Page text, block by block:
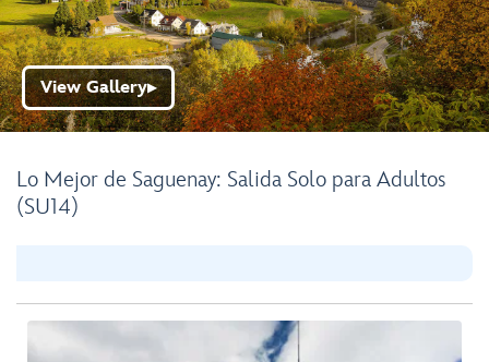
Lo Mejor de Saguenay: Salida Solo para Adultos
(SU14)
View Gallery▶